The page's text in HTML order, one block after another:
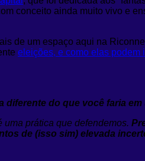
conceito ainda muito vivo e
de um espaço aqui na
eleições, e como elas podem
do que você faria em
prática que defendemos.
de (isso sim) elevada